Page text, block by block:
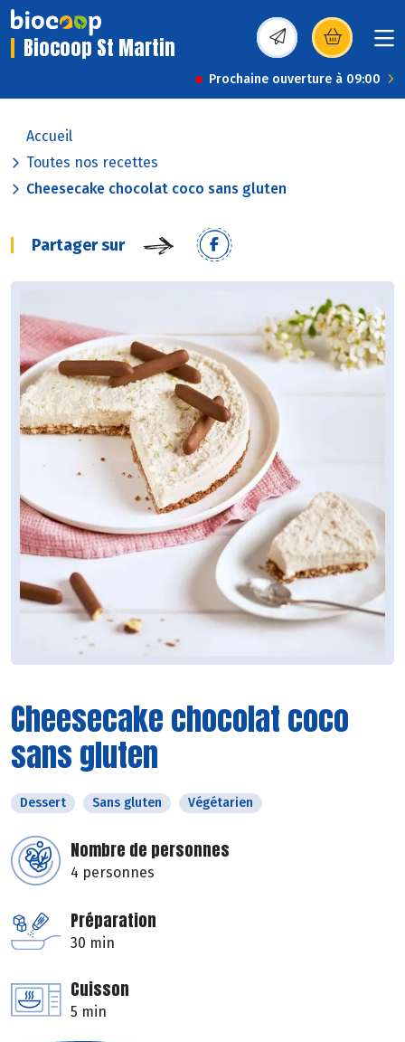
Biocoop St Martin (s’ouvre dans une
Prochaine ouverture à 09:00
Accueil
Toutes nos recettes
Cheesecake chocolat coco sans gluten
Partager sur
Cheesecake chocolat coco
sans gluten
Dessert Sans gluten Végétarien
Nombre de personnes
4 personnes
Préparation
30 min
Cuisson
5 min